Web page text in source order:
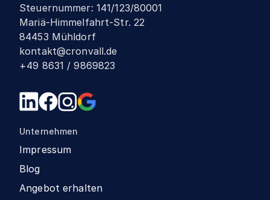
Steuernummer: 141/123/80001
Mariä-Himmelfahrt-Str. 22
84453 Mühldorf
kontakt@cronvall.de
+49 8631 / 9869823
Unternehmen
Impressum
Blog
Angebot erhalten